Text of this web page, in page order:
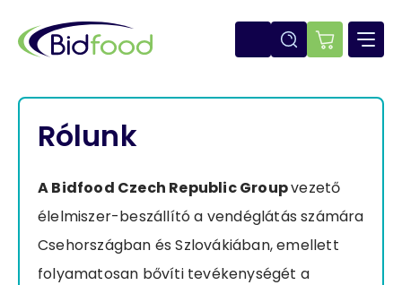
tartalomra
E-
Rólunk
A Bidfood Czech Republic Groupvezető
élelmiszer-beszállító a vendéglátás számára
Csehországban és Szlovákiában, emellett
folyamatosan bővíti tevékenységét a